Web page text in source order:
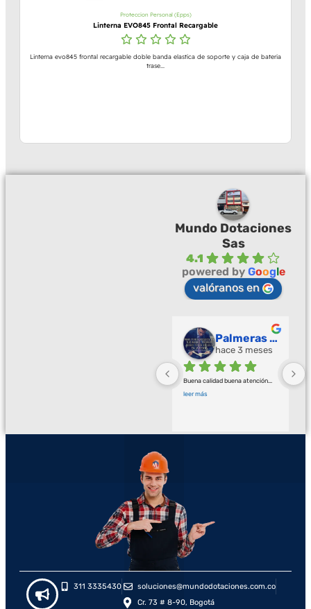
Proteccion Personal (Epps)
Linterna EVO845 Frontal Recargable
Linterna evo845 frontal recargable doble banda elastica de soporte y caja de bateria
trase...
Mundo Dotaciones
Sas
4.1
powered by Google
valóranos en
Palmeras Doradas
hace 3 meses
Buena calidad buena atención
leer más
311 3335430
soluciones@mundodotaciones.com.co
Cr. 73 # 8-90, Bogotá